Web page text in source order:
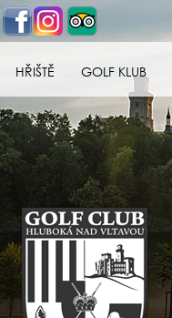
HŘIŠTĚ GOLF KLUB
Golf klub Hluboká
nad Vltavou